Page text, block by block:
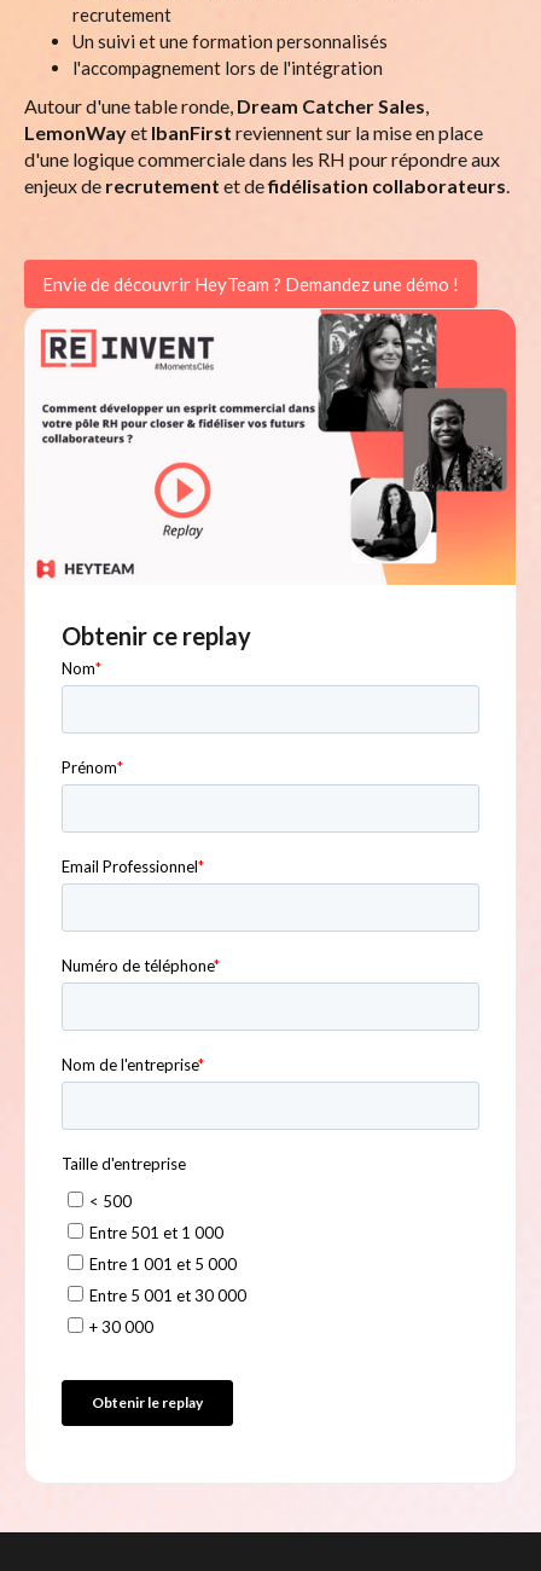
recrutement
Un suivi et une formation personnalisés
l'accompagnement lors de l'intégration
Autour d'une table ronde, Dream Catcher Sales,
LemonWayet IbanFirst reviennent sur la mise en place
d'une logique commerciale dans les RH pour répondre aux
enjeux de recrutement et defidélisation collaborateurs.
Envie de découvrir HeyTeam ? Demandez une démo !
Obtenir ce replay